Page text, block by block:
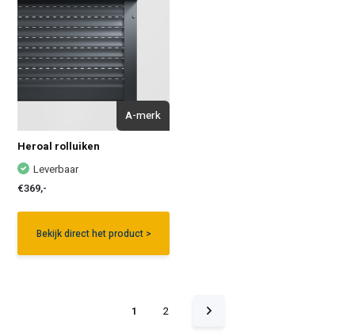
A-merk
Heroal rolluiken
Leverbaar
€369,-
Bekijk direct het product >
1 2